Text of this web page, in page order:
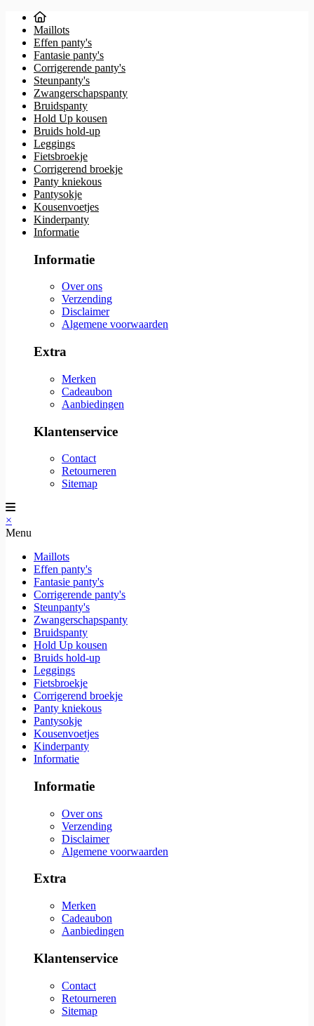
Maillots
Effen panty's
Fantasie panty's
Corrigerende panty's
Steunpanty's
Zwangerschapspanty
Bruidspanty
Hold Up kousen
Bruids hold-up
Leggings
Fietsbroekje
Corrigerend broekje
Panty kniekous
Pantysokje
Kousenvoetjes
Kinderpanty
Informatie
Informatie
Over ons
Verzending
Disclaimer
Algemene voorwaarden
Extra
Merken
Cadeaubon
Aanbiedingen
Klantenservice
Contact
Retourneren
Sitemap
×
Menu
Maillots
Effen panty's
Fantasie panty's
Corrigerende panty's
Steunpanty's
Zwangerschapspanty
Bruidspanty
Hold Up kousen
Bruids hold-up
Leggings
Fietsbroekje
Corrigerend broekje
Panty kniekous
Pantysokje
Kousenvoetjes
Kinderpanty
Informatie
Informatie
Over ons
Verzending
Disclaimer
Algemene voorwaarden
Extra
Merken
Cadeaubon
Aanbiedingen
Klantenservice
Contact
Retourneren
Sitemap